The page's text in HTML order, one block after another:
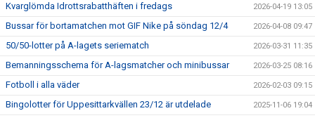
Kvarglömda Idrottsrabatthäften i fredags 2026-04-19 13:05
Bussar för bortamatchen mot GIF Nike på söndag 12/4 2026-04-08 09:47
50/50-lotter på A-lagets seriematch 2026-03-31 11:35
Bemanningsschema för A-lagsmatcher och minibussar 2026-03-25 08:16
Fotboll i alla väder 2026-02-03 09:15
Bingolotter för Uppesittarkvällen 23/12 är utdelade 2025-11-06 19:04